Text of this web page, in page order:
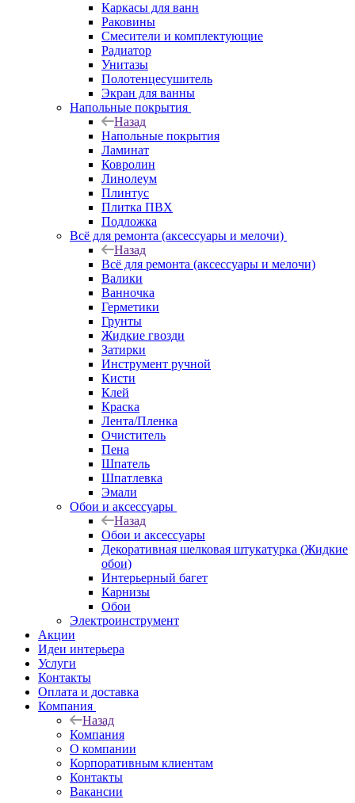
Каркасы для ванн
Раковины
Смесители и комплектующие
Радиатор
Унитазы
Полотенцесушитель
Экран для ванны
Напольные покрытия
Назад
Напольные покрытия
Ламинат
Ковролин
Линолеум
Плинтус
Плитка ПВХ
Подложка
Всё для ремонта (аксессуары и мелочи)
Назад
Всё для ремонта (аксессуары и мелочи)
Валики
Ванночка
Герметики
Грунты
Жидкие гвозди
Затирки
Инструмент ручной
Кисти
Клей
Краска
Лента/Пленка
Очиститель
Пена
Шпатель
Шпатлевка
Эмали
Обои и аксессуары
Назад
Обои и аксессуары
Декоративная шелковая штукатурка (Жидкие
обои)
Интерьерный багет
Карнизы
Обои
Электроинструмент
Акции
Идеи интерьера
Услуги
Контакты
Оплата и доставка
Компания
Назад
Компания
О компании
Корпоративным клиентам
Контакты
Вакансии